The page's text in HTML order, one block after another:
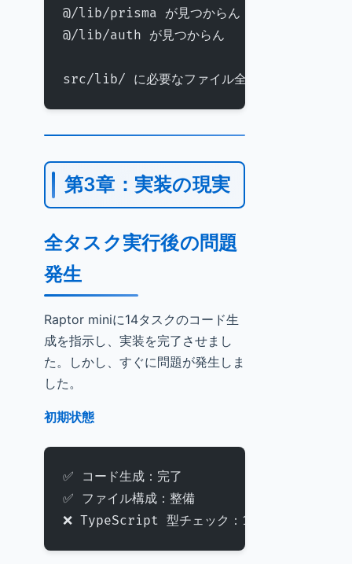
@/lib/prisma が見つからん
@/lib/auth が見つからん
src/lib/ に必要なファイル全部作ってや」
第3章：実装の現実
全タスク実行後の問題
発生
Raptor miniに14タスクのコード生
成を指示し、実装を完了させまし
た。しかし、すぐに問題が発生しま
した。
初期状態
✅ コード生成：完了
✅ ファイル構成：整備
❌ TypeScript 型チェック：102 件のエラー